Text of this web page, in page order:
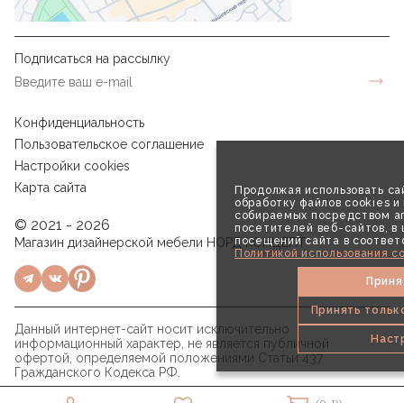
Продолжая использовать
обработку файлов cookies и
собираемых посредством
посетителей веб-сайтов, в
посещений сайта в
Политикой использования
Принять
Подписаться на рассылку
Конфиденциальность
Пользовательское соглашение
Настройки cookies
Карта сайта
© 2021 - 2026
Магазин дизайнерской мебели НОРД КОНЦЕПТ
Данный интернет-сайт носит исключительно
информационный характер, не является публичной
офертой, определяемой положениями Статьи 437
Гражданского Кодекса РФ.